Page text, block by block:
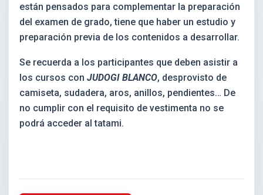
están pensados para complementar la preparación
del examen de grado, tiene que haber un estudio y
preparación previa de los contenidos a desarrollar.
Se recuerda a los participantes que deben asistir a
los cursos con JUDOGI BLANCO, desprovisto de
camiseta, sudadera, aros, anillos, pendientes… De
no cumplir con el requisito de vestimenta no se
podrá acceder al tatami.